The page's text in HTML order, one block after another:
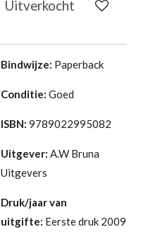
Uitverkocht
Bindwijze: Paperback
Conditie: Goed
ISBN: 9789022995082
Uitgever: A.W Bruna
Uitgevers
Druk/jaar van
uitgifte: Eerste druk 2009